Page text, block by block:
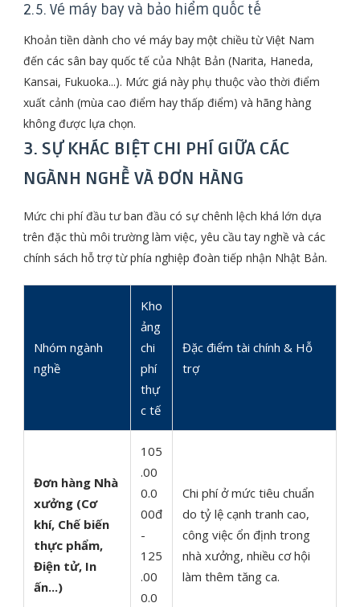
2.5. Vé máy bay và bảo hiểm quốc tế
Khoản tiền dành cho vé máy bay một chiều từ Việt Nam
đến các sân bay quốc tế của Nhật Bản (Narita, Haneda,
Kansai, Fukuoka...). Mức giá này phụ thuộc vào thời điểm
xuất cảnh (mùa cao điểm hay thấp điểm) và hãng hàng
không được lựa chọn.
3. SỰ KHÁC BIỆT CHI PHÍ GIỮA CÁC
NGÀNH NGHỀ VÀ ĐƠN HÀNG
Mức chi phí đầu tư ban đầu có sự chênh lệch khá lớn dựa
trên đặc thù môi trường làm việc, yêu cầu tay nghề và các
chính sách hỗ trợ từ phía nghiệp đoàn tiếp nhận Nhật Bản.
Nhóm ngành
nghề
Kho
ảng
chi
phí
thự
c tế
Đặc điểm tài chính & Hỗ
trợ
Đơn hàng Nhà
xưởng (Cơ
khí, Chế biến
thực phẩm,
Điện tử, In
ấn...)
105
.00
0.0
00đ
-
125
.00
0.0
Chi phí ở mức tiêu chuẩn
do tỷ lệ cạnh tranh cao,
công việc ổn định trong
nhà xưởng, nhiều cơ hội
làm thêm tăng ca.